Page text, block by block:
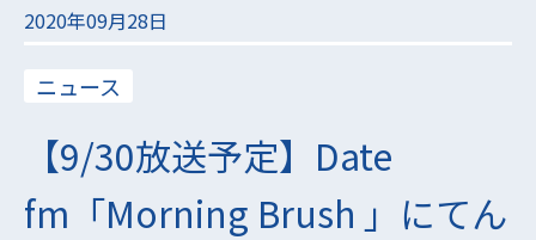
2020年09月28日
ニュース
【9/30放送予定】Date
fm「Morning Brush 」にてん